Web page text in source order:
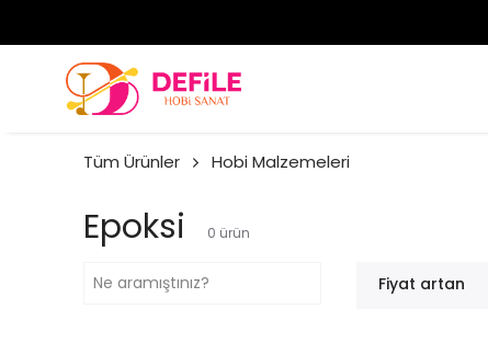
Tüm Ürünler Hobi Malzemeleri
Epoksi 0 ürün
Fiyat artan